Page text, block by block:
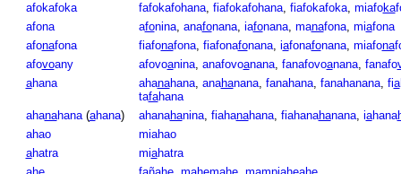
afokafoka
fafokafohana, fiafokafohana, fiafokafoka, miafoka
afona
afonina, anafonana, iafonana, manafona, miafona
afonafona fiafonafona, fiafonafonana, iafonafonana, miafona
afovoany afovoanina, anafovoanana, fanafovoanana, fanafo
ahana ahanahana, anahanana, fanahana, fanahanana, fia
tafahana
ahanahana(ahana) ahanahanina, fiahanahana, fiahanahanana, iahana
ahao
miahao
ahatra miahatra